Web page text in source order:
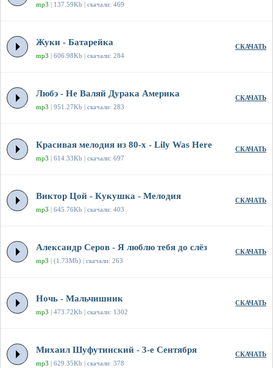
mp3 | 137.59Kb | скачали: 469
Жуки - Батарейка
mp3 | 606.98Kb | скачали: 284
СКАЧАТЬ
Любэ - Не Валяй Дурака Америка
mp3 | 951.27Kb | скачали: 283
СКАЧАТЬ
Красивая мелодия из 80-х - Lily Was Here
mp3 | 614.33Kb | скачали: 697
СКАЧАТЬ
Виктор Цой - Кукушка - Мелодия
mp3 | 645.76Kb | скачали: 403
СКАЧАТЬ
Александр Серов - Я люблю тебя до слёз
mp3 | (1.73Mb) | скачали: 263
СКАЧАТЬ
Ночь - Мальчишник
mp3 | 473.72Kb | скачали: 1302
СКАЧАТЬ
Михаил Шуфутинский - 3-е Сентября
mp3 | 629.35Kb | скачали: 378
СКАЧАТЬ